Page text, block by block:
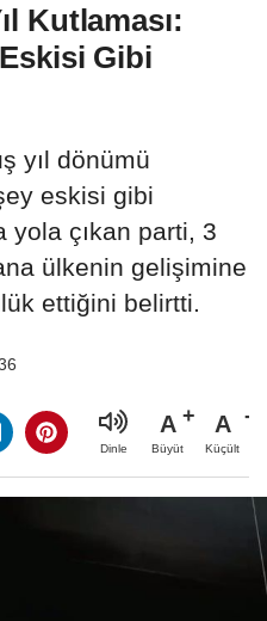
Kutlaması:
Gibi
yıl dönümü
eskisi gibi
yola çıkan parti, 3
ülkenin gelişimine
ettiğini belirtti.
Dinle
A
Büyüt
A
Küçült